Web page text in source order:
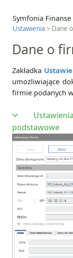
Symfonia
Ustawienia> Dane
Dane o
Zakładka
umożliwiające
firmie podanych
podstawowe